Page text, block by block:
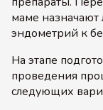
маме назначают
эндометрий к
На этапе
проведения
следующих